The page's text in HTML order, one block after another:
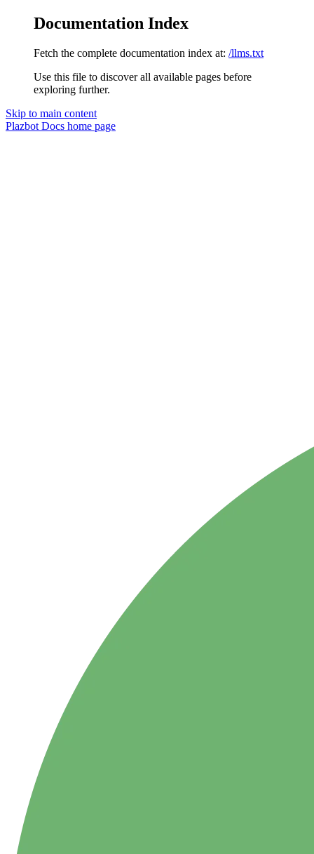
Documentation Index
Fetch the complete documentation index at: /llms.txt
Use this file to discover all available pages before
exploring further.
Skip to main content
Plazbot Docs home page